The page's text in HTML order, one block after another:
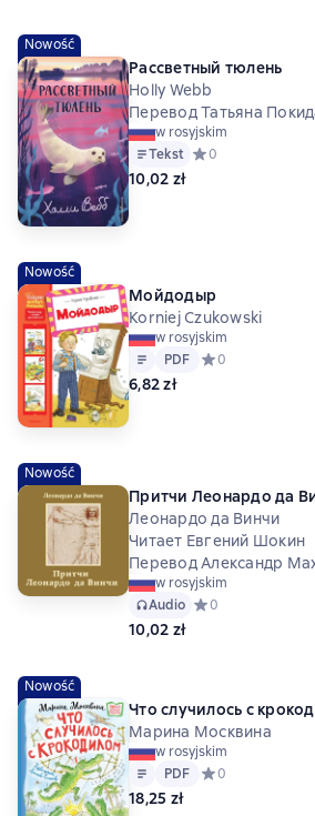
Nowość
Рассветный тюлень
Holly Webb
Перевод Татьяна
w rosyjskim
Tekst Средний рейтинг
0
10,02 zł
Nowość
Мойдодыр
Korniej Czukowski
w rosyjskim
Tekst
PDF
PDF Средний
0
6,82 zł
Nowość
Притчи Леонардо да
Леонардо да Винчи
Читает Евгений Шокин
Перевод Александр
w rosyjskim
Audio Средний рейтинг
0
10,02 zł
Nowość
Что случилось с
Марина Москвина
w rosyjskim
Tekst
PDF
PDF Средний
0
18,25 zł